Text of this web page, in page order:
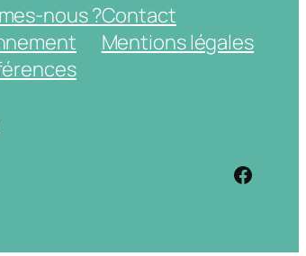
nous ?Contact
Mentions légales